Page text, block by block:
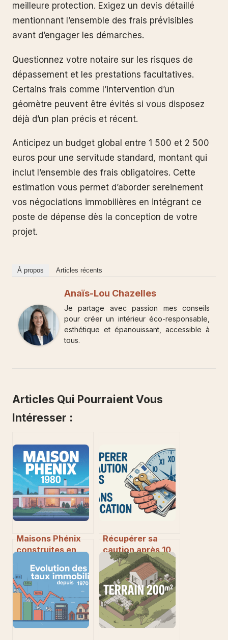
meilleure protection. Exigez un devis détaillé
mentionnant l’ensemble des frais prévisibles
avant d’engager les démarches.
Questionnez votre notaire sur les risques de
dépassement et les prestations facultatives.
Certains frais comme l’intervention d’un
géomètre peuvent être évités si vous disposez
déjà d’un plan précis et récent.
Anticipez un budget global entre 1 500 et 2 500
euros pour une servitude standard, montant qui
inclut l’ensemble des frais obligatoires. Cette
estimation vous permet d’aborder sereinement
vos négociations immobilières en intégrant ce
poste de dépense dès la conception de votre
projet.
À propos Articles récents
Anaïs-Lou Chazelles
Je partage avec passion mes conseils
pour créer un intérieur éco-responsable,
esthétique et épanouissant, accessible à
tous.
Articles Qui Pourraient Vous
Intéresser :
Maisons Phénix
construites en
1980 ce qu’il faut
savoir avant
d’acheter ou de
rénover
Récupérer sa
caution après 10
ans de location :
vos droits et
démarches